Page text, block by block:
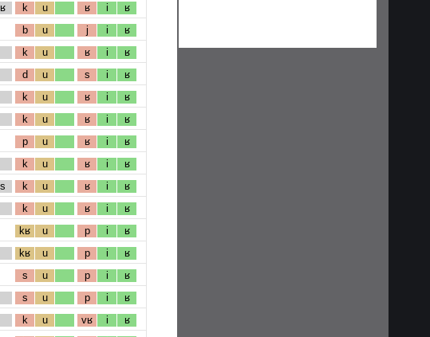
ʁ k u ʁ i ʁ
b u j i ʁ
k u ʁ i ʁ
d u s i ʁ
k u ʁ i ʁ
k u ʁ i ʁ
p u ʁ i ʁ
k u ʁ i ʁ
s k u ʁ i ʁ
k u ʁ i ʁ
kʁ u p i ʁ
kʁ u p i ʁ
s u p i ʁ
s u p i ʁ
k u vʁ i ʁ